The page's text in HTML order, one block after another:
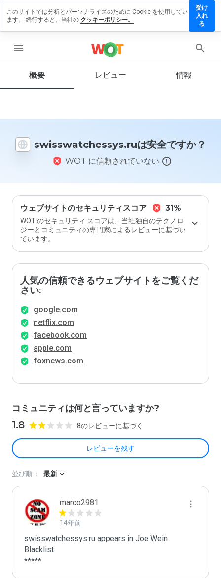
menu
概要 レビュー 情報
swisswatchessys.ruは安全ですか？
WOT に信頼されていない
ウェブサイトのセキュリティスコア 31%
WOT のセキュリティ スコアは、当社独自のテクノロ
ジーとコミュニティの専門家によるレビューに基づい
ています。
人気の信頼できるウェブサイトをご覧くだ
さい:
google.com
netflix.com
facebook.com
apple.com
foxnews.com
コミュニティは何と言っていますか?
1.8 8のレビューに基づく
レビューを残す
ーを残す
ウェ
を1
5の
で、
ます
か？
並び順： 最新
marco2981
14年前
swisswatchessys.ru appears in Joe Wein
Blacklist
*****
このサイトでは分析とパーソナライズのために Cookie を使用してい
ます。 続行すると、当社の クッキーポリシー。
受け
入れ
る